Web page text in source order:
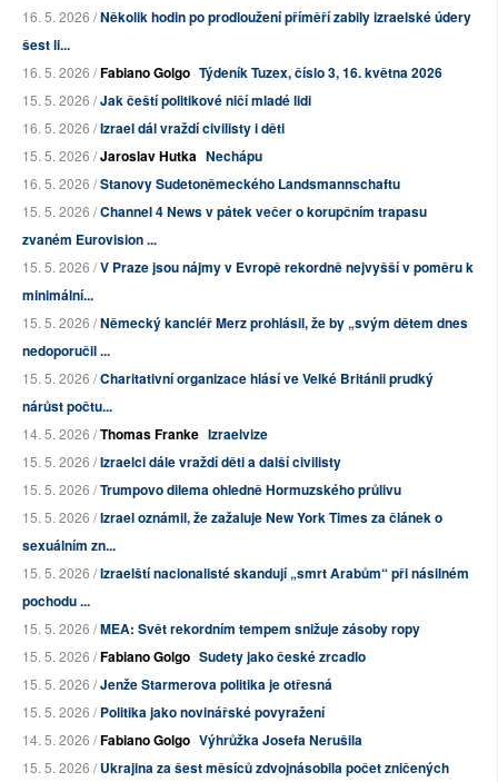
16. 5. 2026 /Několik hodin po prodloužení příměří zabily izraelské údery
šest li...
16. 5. 2026 /Fabiano Golgo Týdeník Tuzex, číslo 3, 16. května 2026
15. 5. 2026 /Jak čeští politikové ničí mladé lidi
16. 5. 2026 /Izrael dál vraždí civilisty i děti
15. 5. 2026 /Jaroslav Hutka Nechápu
16. 5. 2026 /Stanovy Sudetoněmeckého Landsmannschaftu
15. 5. 2026 /Channel 4 News v pátek večer o korupčním trapasu
zvaném Eurovision ...
15. 5. 2026 /V Praze jsou nájmy v Evropě rekordně nejvyšší v poměru k
minimální...
15. 5. 2026 /Německý kancléř Merz prohlásil, že by „svým dětem dnes
nedoporučil ...
15. 5. 2026 /Charitativní organizace hlásí ve Velké Británii prudký
nárůst počtu...
14. 5. 2026 /Thomas Franke Izraelvize
15. 5. 2026 /Izraelci dále vraždí děti a další civilisty
15. 5. 2026 /Trumpovo dilema ohledně Hormuzského průlivu
15. 5. 2026 /Izrael oznámil, že zažaluje New York Times za článek o
sexuálním zn...
15. 5. 2026 /Izraelští nacionalisté skandují „smrt Arabům“ při násilném
pochodu ...
15. 5. 2026 /MEA: Svět rekordním tempem snižuje zásoby ropy
15. 5. 2026 /Fabiano Golgo Sudety jako české zrcadlo
15. 5. 2026 /Jenže Starmerova politika je otřesná
15. 5. 2026 /Politika jako novinářské povyražení
14. 5. 2026 /Fabiano Golgo Výhrůžka Josefa Nerušila
15. 5. 2026 /Ukrajina za šest měsíců zdvojnásobila počet zničených